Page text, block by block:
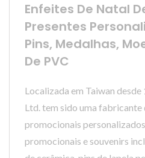
Enfeites De Natal
Presentes
Pins, Medalhas,
De PVC
Localizada em Taiwan desde
Ltd. tem sido uma fabricante
promocionais
promocionais e souvenirs